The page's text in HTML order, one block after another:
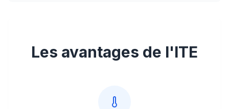
Les avantages de l'ITE